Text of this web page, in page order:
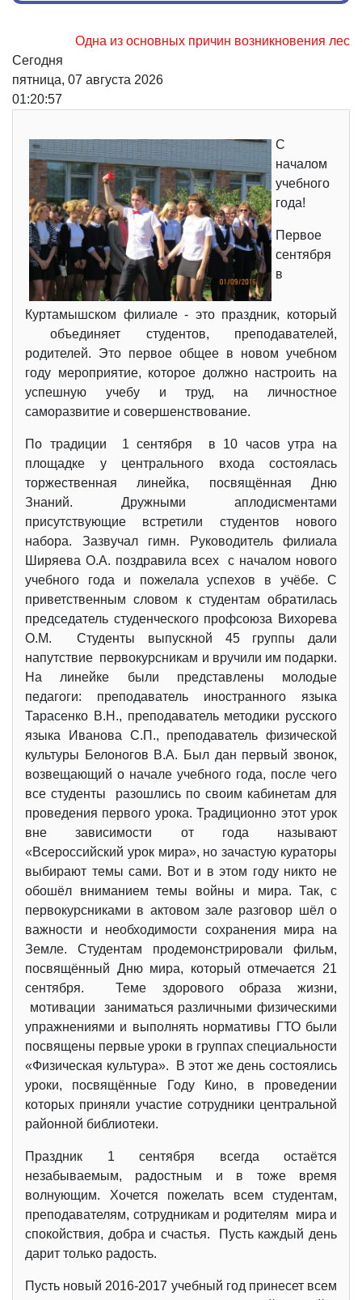
Одна из основных причин возникновения лесных
Сегодня
пятница, 07 августа 2026
01:20:58
С
началом
учебного
года!
Первое
сентября
в
Куртамышском филиале - это праздник, который
объединяет студентов, преподавателей,
родителей. Это первое общее в новом учебном
году мероприятие, которое должно настроить на
успешную учебу и труд, на личностное
саморазвитие и совершенствование.
По традиции 1 сентября в 10 часов утра на
площадке у центрального входа состоялась
торжественная линейка, посвящённая Дню
Знаний. Дружными аплодисментами
присутствующие встретили студентов нового
набора. Зазвучал гимн. Руководитель филиала
Ширяева О.А. поздравила всех с началом нового
учебного года и пожелала успехов в учёбе. С
приветственным словом к студентам обратилась
председатель студенческого профсоюза Вихорева
О.М. Студенты выпускной 45 группы дали
напутствие первокурсникам и вручили им подарки.
На линейке были представлены молодые
педагоги: преподаватель иностранного языка
Тарасенко В.Н., преподаватель методики русского
языка Иванова С.П., преподаватель физической
культуры Белоногов В.А. Был дан первый звонок,
возвещающий о начале учебного года, после чего
все студенты разошлись по своим кабинетам для
проведения первого урока. Традиционно этот урок
вне зависимости от года называют
«Всероссийский урок мира», но зачастую кураторы
выбирают темы сами. Вот и в этом году никто не
обошёл вниманием темы войны и мира. Так, с
первокурсниками в актовом зале разговор шёл о
важности и необходимости сохранения мира на
Земле. Студентам продемонстрировали фильм,
посвящённый Дню мира, который отмечается 21
сентября. Теме здорового образа жизни,
мотивации заниматься различными физическими
упражнениями и выполнять нормативы ГТО были
посвящены первые уроки в группах специальности
«Физическая культура». В этот же день состоялись
уроки, посвящённые Году Кино, в проведении
которых приняли участие сотрудники центральной
районной библиотеки.
Праздник 1 сентября всегда остаётся
незабываемым, радостным и в тоже время
волнующим. Хочется пожелать всем студентам,
преподавателям, сотрудникам и родителям мира и
спокойствия, добра и счастья. Пусть каждый день
дарит только радость.
Пусть новый 2016-2017 учебный год принесет всем